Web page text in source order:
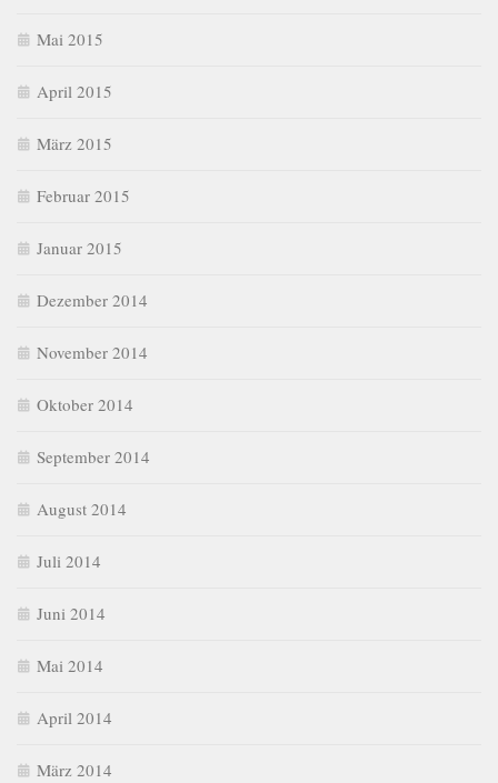
Mai 2015
April 2015
März 2015
Februar 2015
Januar 2015
Dezember 2014
November 2014
Oktober 2014
September 2014
August 2014
Juli 2014
Juni 2014
Mai 2014
April 2014
März 2014